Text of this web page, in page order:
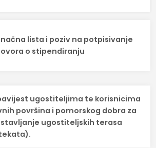
lista i poziv na potpisivanje
o stipendiranju
ugostiteljima te korisnicima
površina i pomorskog dobra za
ugostiteljskih terasa